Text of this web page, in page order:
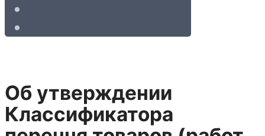
Об утверждении
Классификатора